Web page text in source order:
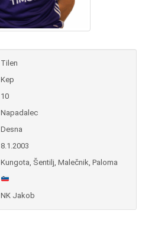
Tilen
Kep
10
Napadalec
Desna
8.1.2003
Kungota, Šentilj, Malečnik, Paloma
NK Jakob